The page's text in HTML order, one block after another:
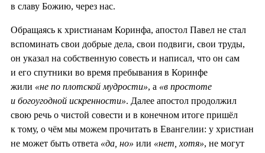
в славу Божию, через нас.
Обращаясь к христианам Коринфа, апостол Павел не стал
вспоминать свои добрые дела, свои подвиги, свои труды,
он указал на собственную совесть и написал, что он сам
и его спутники во время пребывания в Коринфе
жили «не по плотской мудрости», а «в простоте
и богоугодной искренности». Далее апостол продолжил
свою речь о чистой совести и в конечном итоге пришёл
к тому, о чём мы можем прочитать в Евангелии: у христиан
не может быть ответа «да, но» или «нет, хотя», не могут